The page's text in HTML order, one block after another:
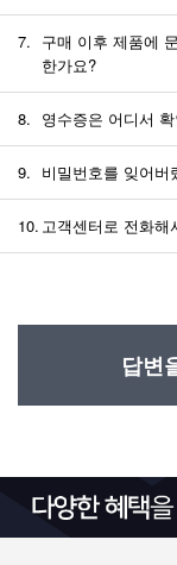
7. 구매 이후 제품에
한가요?
8. 영수증은 어디서
9. 비밀번호를 잊어
10. 고객센터로 전화
답변